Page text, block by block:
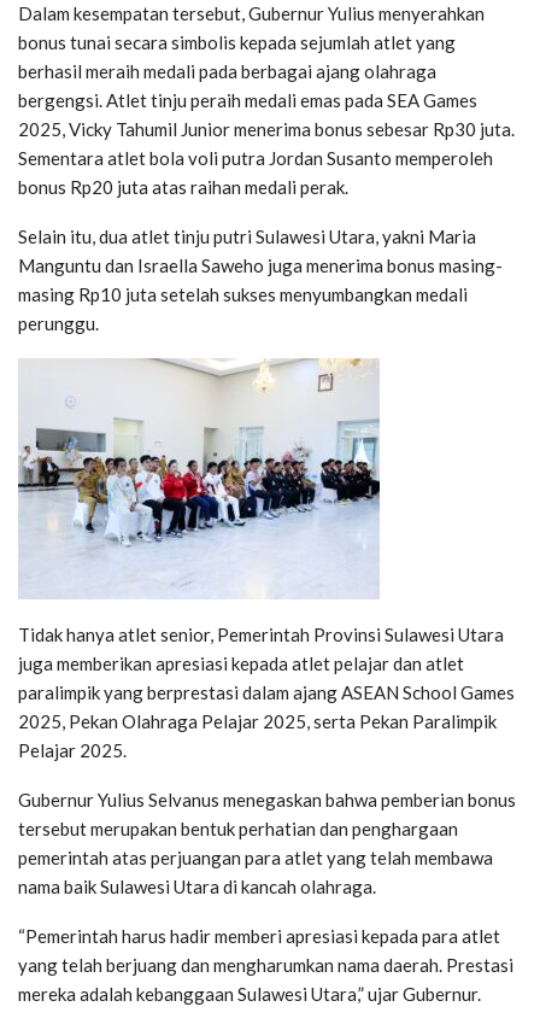
Dalam kesempatan tersebut, Gubernur Yulius menyerahkan
bonus tunai secara simbolis kepada sejumlah atlet yang
berhasil meraih medali pada berbagai ajang olahraga
bergengsi. Atlet tinju peraih medali emas pada SEA Games
2025,Vicky Tahumil Juniormenerima bonus sebesar Rp30 juta.
Sementara atlet bola voli putra Jordan Susanto memperoleh
bonus Rp20 juta atas raihan medali perak.
Selain itu, dua atlet tinju putri Sulawesi Utara, yakni Maria
Manguntu dan Israella Saweho juga menerima bonus masing-
masing Rp10 juta setelah sukses menyumbangkan medali
perunggu.
Tidak hanya atlet senior, Pemerintah Provinsi Sulawesi Utara
juga memberikan apresiasi kepada atlet pelajar dan atlet
paralimpik yang berprestasi dalam ajangASEAN School Games
2025, Pekan Olahraga Pelajar 2025, serta Pekan Paralimpik
Pelajar 2025.
Gubernur Yulius Selvanus menegaskan bahwa pemberian bonus
tersebut merupakan bentuk perhatian dan penghargaan
pemerintah atas perjuangan para atlet yang telah membawa
nama baik Sulawesi Utara di kancah olahraga.
“Pemerintah harus hadir memberi apresiasi kepada para atlet
yang telah berjuang dan mengharumkan nama daerah. Prestasi
mereka adalah kebanggaan Sulawesi Utara,” ujar Gubernur.